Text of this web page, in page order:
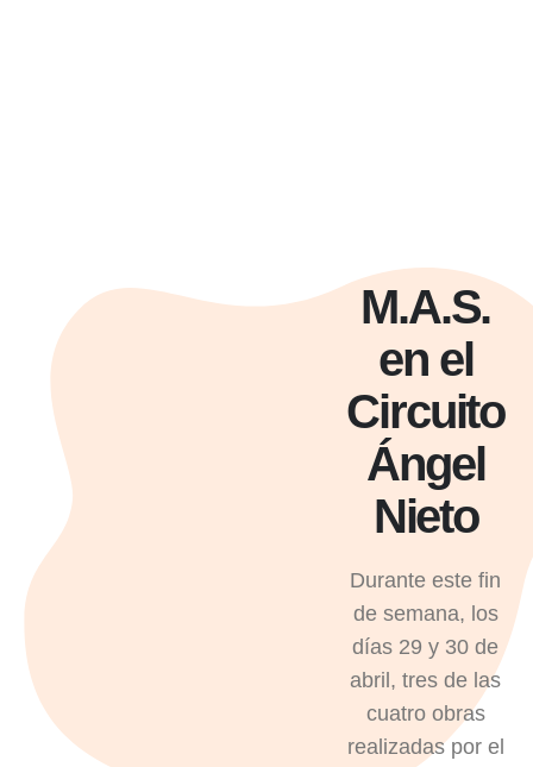
M.A.S.
en el
Circuito
Ángel
Nieto
Durante este fin
de semana, los
días 29 y 30 de
abril, tres de las
cuatro obras
realizadas por el